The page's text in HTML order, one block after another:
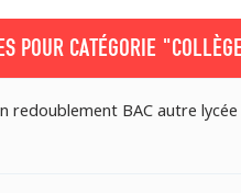
POUR CATÉGORIE
redoublement BAC autre lycée